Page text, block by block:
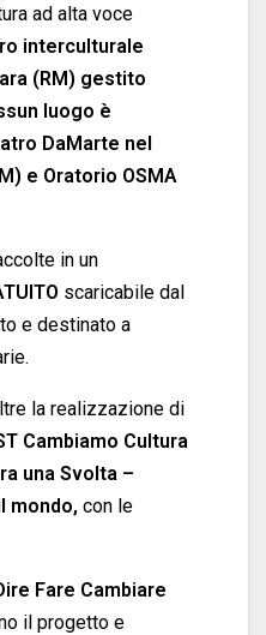
ad alta voce
interculturale
(RM) gestito
luogo è
DaMarte nel
e Oratorio OSMA
in un
scaricabile dal
e destinato a
la realizzazione di
Cambiamo Cultura
una Svolta –
mondo, con le
Fare Cambiare
il progetto e